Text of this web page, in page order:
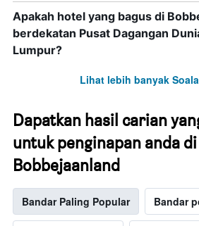
Apakah hotel yang bagus di
berdekatan Pusat Dagangan
Lumpur?
Lihat lebih banyak
Dapatkan hasil carian
untuk penginapan anda di
Bobbejaanland
Bandar Paling Popular Bandar